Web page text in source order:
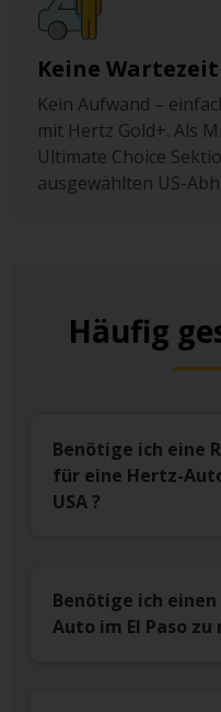
Keine Wartezeit
Kein Aufwand –
mit Hertz Gold+. Als
Ultimate Choice
ausgewählten US-
Häufig
Benötige ich eine
für eine Hertz-
USA ?
Benötige ich
Auto im El Paso zu